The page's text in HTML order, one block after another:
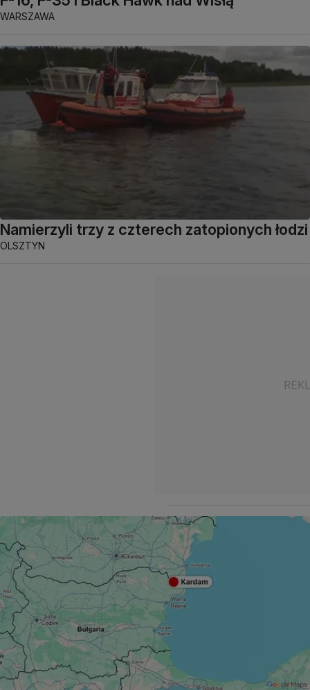
WARSZAWA
Namierzyli trzy z czterech zatopionych łodzi
OLSZTYN